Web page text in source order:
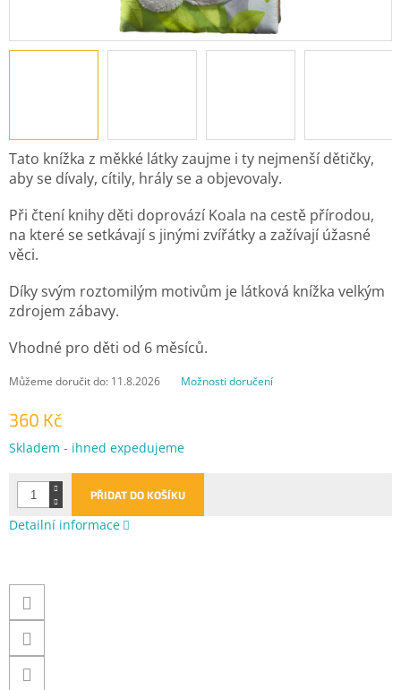
360 Kč
Měrná
Skladem - ihned expedujeme
Můžeme doručit do: 11.8.2026 Možnosti doručení
PŘIDAT DO KOŠÍKU
Tato knížka z měkké látky zaujme i ty nejmenší dětičky,
aby se dívaly, cítily, hrály se a objevovaly.
Při čtení knihy děti doprovází Koala na cestě přírodou,
na které se setkávají s jinými zvířátky a zažívají úžasné
věci.
Díky svým roztomilým motivům je látková knížka velkým
zdrojem zábavy.
Vhodné pro děti od 6 měsíců.
Detailní informace